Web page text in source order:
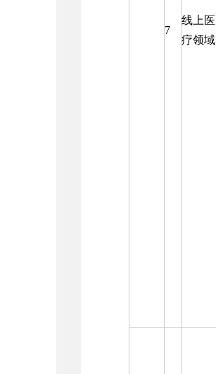
7
线上医
疗领域